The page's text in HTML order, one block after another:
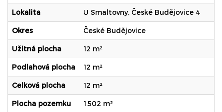
Lokalita U Smaltovny, České Budějovice 4
Okres České Budějovice
Užitná plocha 12 m²
Podlahová plocha 12 m²
Celková plocha 12 m²
Plocha pozemku 1.502 m²